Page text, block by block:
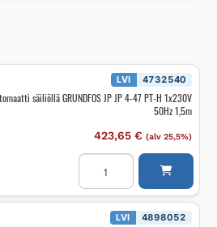
LVI 4732540
säiliöllä GRUNDFOS JP JP 4-47 PT-H 1x230V
50Hz 1,5m
423,65 € (alv 25,5%)
Vesiautomaatti
säiliöllä
GRUNDFOS
JP
JP
LVI 4898052